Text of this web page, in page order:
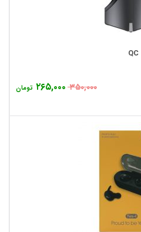
۳۵۰,۰۰۰ ۲۶۵,۰۰۰ تومان